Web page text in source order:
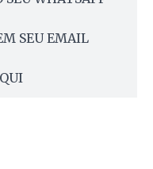
SEU EMAIL